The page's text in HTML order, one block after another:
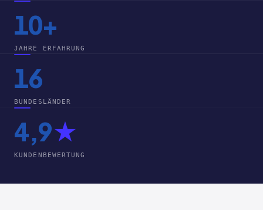
10+
JAHRE ERFAHRUNG
16
BUNDESLÄNDER
4,9★
KUNDENBEWERTUNG